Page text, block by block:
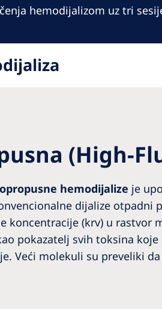
hemodijalizom uz tri
(High-
hemodijalize je
dijalize
koncentracije (krv) u
pokazatelj svih toksina
Veći molekuli su preveliki